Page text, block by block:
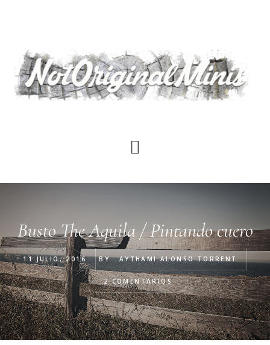
principal
Busto The Aquila / Pintando cuero
11 JULIO, 2016 BY AYTHAMI ALONSO TORRENT
2 COMENTARIOS